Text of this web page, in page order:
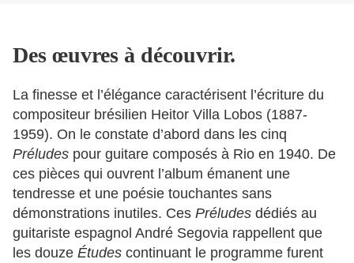
Des œuvres à découvrir.
La finesse et l’élégance caractérisent l’écriture du
compositeur brésilien Heitor Villa Lobos (1887-
1959). On le constate d’abord dans les cinq
Préludes pour guitare composés à Rio en 1940. De
ces pièces qui ouvrent l’album émanent une
tendresse et une poésie touchantes sans
démonstrations inutiles. Ces Préludes dédiés au
guitariste espagnol André Segovia rappellent que
les douze Études continuant le programme furent